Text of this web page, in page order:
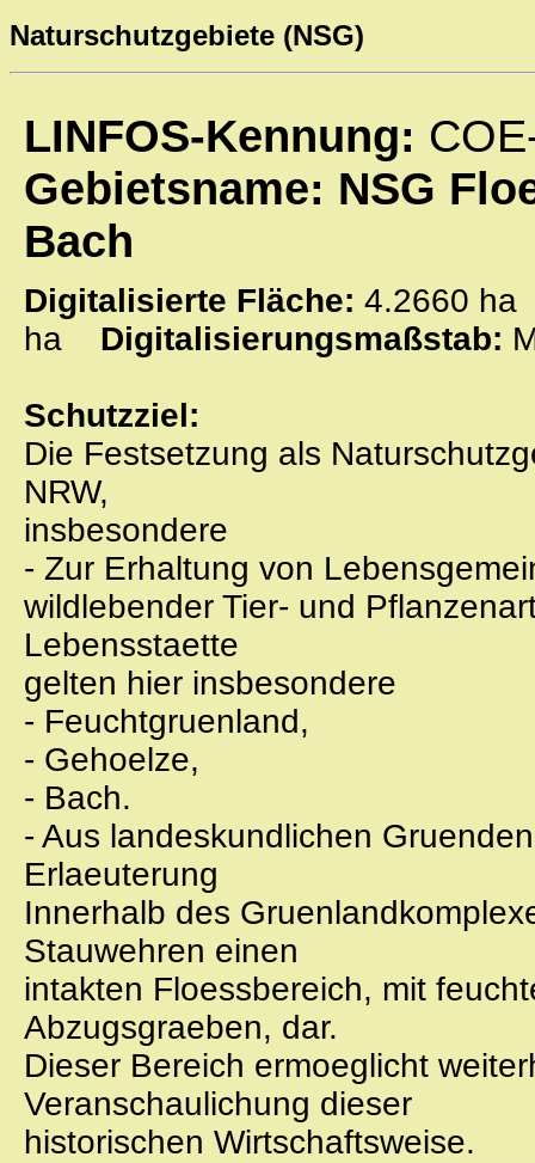
Naturschutzgebiete (NSG)
LINFOS-Kennung:
Gebietsname: NSG
Bach
Digitalisierte Fläche: 4.2660
ha Digitalisierungsmaßstab:
Schutzziel:
Die Festsetzung als
NRW,
insbesondere
- Zur Erhaltung von
wildlebender Tier- und
Lebensstaette
gelten hier insbesondere
- Feuchtgruenland,
- Gehoelze,
- Bach.
- Aus landeskundlichen
Erlaeuterung
Innerhalb des
Stauwehren einen
intakten Floessbereich, mit
Abzugsgraeben, dar.
Dieser Bereich ermoeglicht
Veranschaulichung dieser
historischen Wirtschaftsweise.